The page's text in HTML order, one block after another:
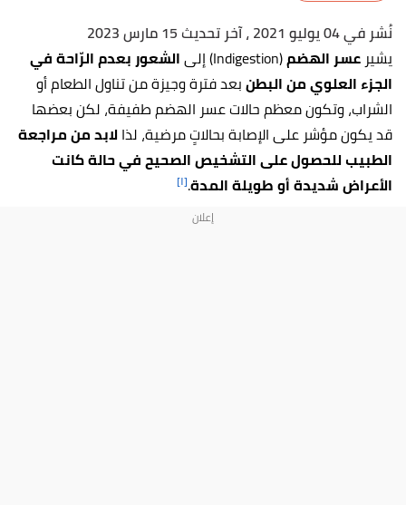
نُشر في 04 يوليو 2021
، آخر تحديث 15 مارس 2023
يشير عسر الهضم(Indigestion) إلى
الشعور بعدم الرّاحة في
الجزء العلوي من البطنبعد فترة وجيزة من تناول الطعام أو
الشراب، وتكون معظم حالات عسر الهضم طفيفة، لكن بعضها
قد يكون مؤشر على الإصابة بحالاتٍ مرضية، لذالابد من مراجعة
الطبيب للحصول على التشخيص الصحيح في حالة كانت
الأعراض شديدة أو طويلة المدة.[١]